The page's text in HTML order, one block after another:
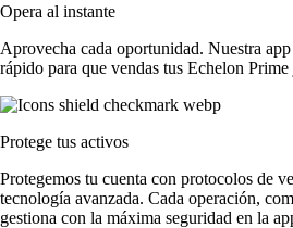
Opera al instante
Aprovecha cada oportunidad. Nuestra
rápido para que vendas tus Echelon
Protege tus activos
Protegemos tu cuenta con protocolos de
tecnología avanzada. Cada operación,
gestiona con la máxima seguridad en la